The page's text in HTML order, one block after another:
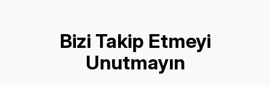
Bizi Takip Etmeyi
Unutmayın